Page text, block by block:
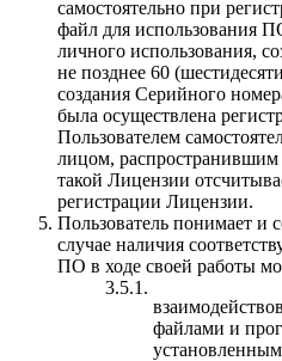
самостоятельно при
файл для использования
личного использования,
не позднее 60
создания Серийного
была осуществлена
Пользователем
лицом,
такой Лицензии
регистрации Лицензии.
Пользователь понимает и
случае наличия
ПО в ходе своей работы
3.5.1.
файлами и